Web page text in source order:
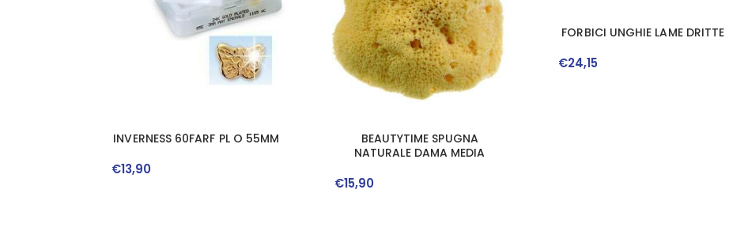
INVERNESS 60FARF PL O 55MM
€13,90
BEAUTYTIME SPUGNA
NATURALE DAMA MEDIA
€15,90
FORBICI UNGHIE LAME DRITTE
€24,15